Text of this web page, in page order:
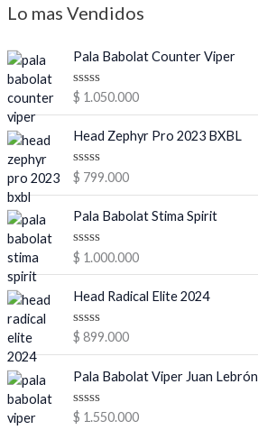
Lo mas Vendidos
Pala Babolat Counter Viper
V
a
o
a
d
o
e
n
0
d
e
5
$ 1.050.000
Head Zephyr Pro 2023 BXBL
V
a
o
a
d
o
e
n
0
d
e
5
$ 799.000
Pala Babolat Stima Spirit
V
a
o
a
d
o
e
n
0
d
e
5
$ 1.000.000
Head Radical Elite 2024
V
o
a
d
o
$ 899.000
Pala Babolat Viper Juan Lebrón
V
$ 1.550.000